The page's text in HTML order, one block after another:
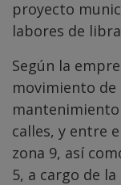
proyecto
labores de
Según la
movimiento
mantenimiento
calles, y entre
zona 9, así
5, a cargo de